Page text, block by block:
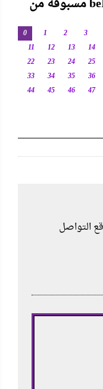
0 1 2 3
11
12 13 14
22
23 24 25
33
34 35 36
44
45 46 47
التواصل